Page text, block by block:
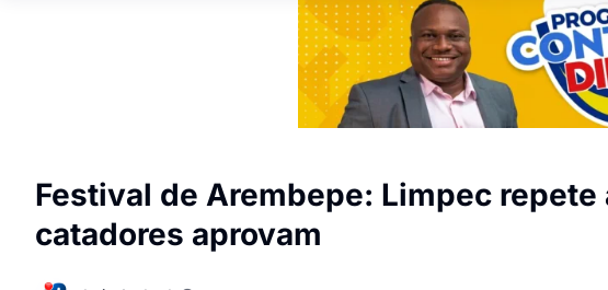
Festival de Arembepe: Limpec
catadores aprovam